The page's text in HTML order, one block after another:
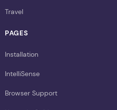
Travel
PAGES
Installation
IntelliSense
Browser Support